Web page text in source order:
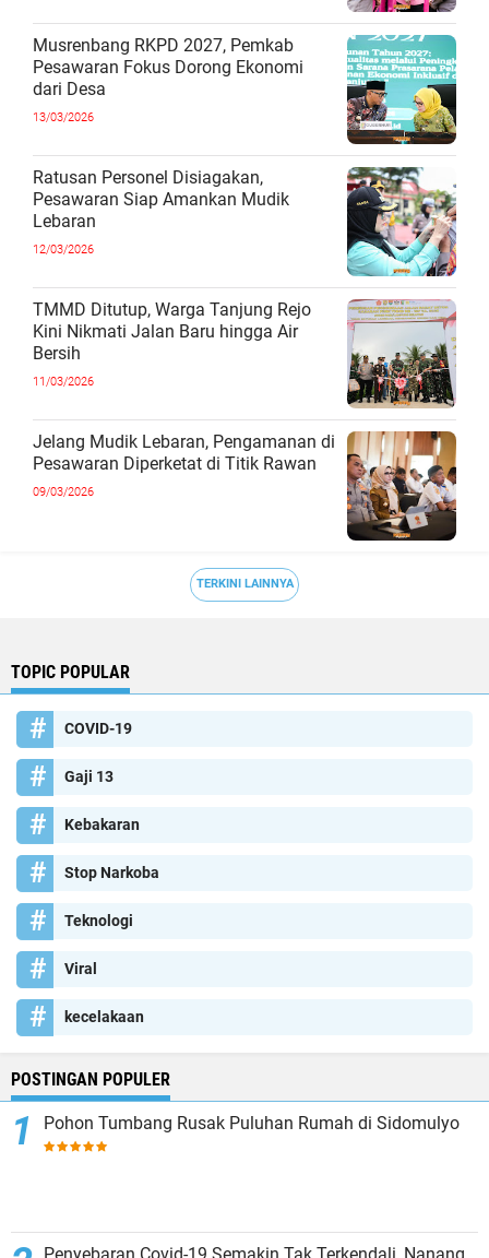
Musrenbang RKPD 2027, Pemkab
Pesawaran Fokus Dorong Ekonomi
dari Desa
13/03/2026
Ratusan Personel Disiagakan,
Pesawaran Siap Amankan Mudik
Lebaran
12/03/2026
TMMD Ditutup, Warga Tanjung Rejo
Kini Nikmati Jalan Baru hingga Air
Bersih
11/03/2026
Jelang Mudik Lebaran, Pengamanan di
Pesawaran Diperketat di Titik Rawan
09/03/2026
TERKINI LAINNYA
TOPIC POPULAR
COVID-19
Gaji 13
Kebakaran
Stop Narkoba
Teknologi
Viral
kecelakaan
POSTINGAN POPULER
Pohon Tumbang Rusak Puluhan Rumah di Sidomulyo
Penyebaran Covid-19 Semakin Tak Terkendali, Nanang